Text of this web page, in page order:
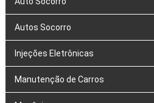
Autos Socorro
Injeções Eletrônicas
Manutenção de Carros